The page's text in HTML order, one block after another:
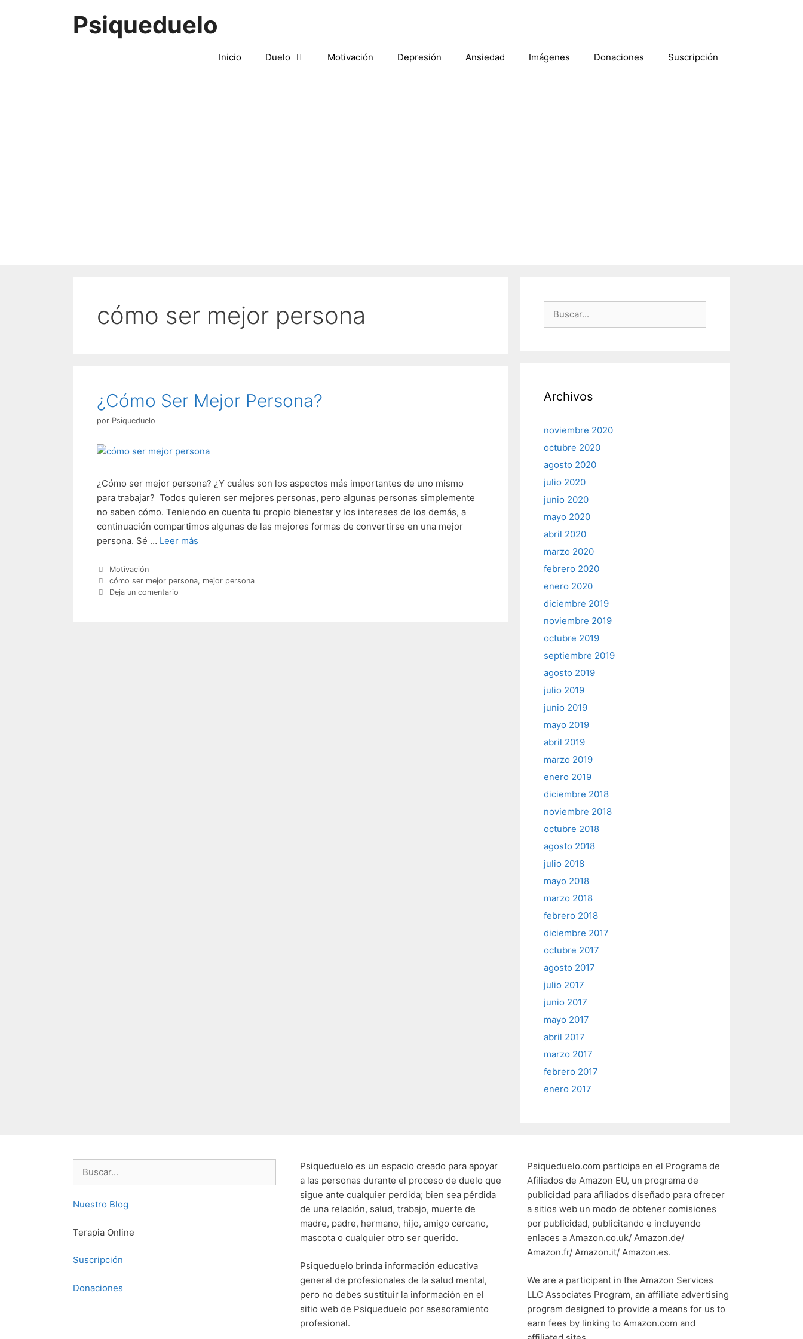
Psiqueduelo
Inicio Duelo Motivación Depresión Ansiedad Imágenes Donaciones Suscripción
cómo ser mejor persona
¿Cómo Ser Mejor Persona?
por Psiqueduelo
¿Cómo ser mejor persona? ¿Y cuáles son los aspectos más importantes de uno mismo
para trabajar? Todos quieren ser mejores personas, pero algunas personas simplemente
no saben cómo. Teniendo en cuenta tu propio bienestar y los intereses de los demás, a
continuación compartimos algunas de las mejores formas de convertirse en una mejor
persona. Sé … Leer más
Categorías
Motivación
Etiquetas
cómo ser mejor persona, mejor persona
Deja un comentario
Archivos
noviembre 2020
octubre 2020
agosto 2020
julio 2020
junio 2020
mayo 2020
abril 2020
marzo 2020
febrero 2020
enero 2020
diciembre 2019
noviembre 2019
octubre 2019
septiembre 2019
agosto 2019
julio 2019
junio 2019
mayo 2019
abril 2019
marzo 2019
enero 2019
diciembre 2018
noviembre 2018
octubre 2018
agosto 2018
julio 2018
mayo 2018
marzo 2018
febrero 2018
diciembre 2017
octubre 2017
agosto 2017
julio 2017
junio 2017
mayo 2017
abril 2017
marzo 2017
febrero 2017
enero 2017
Nuestro Blog
Terapia Online
Suscripción
Donaciones
Psiqueduelo es un espacio creado para apoyar
a las personas durante el proceso de duelo que
sigue ante cualquier perdida; bien sea pérdida
de una relación, salud, trabajo, muerte de
madre, padre, hermano, hijo, amigo cercano,
mascota o cualquier otro ser querido.
Psiqueduelo brinda información educativa
general de profesionales de la salud mental,
pero no debes sustituir la información en el
sitio web de Psiqueduelo por asesoramiento
profesional.
Psiqueduelo.com participa en el Programa de
Afiliados de Amazon EU, un programa de
publicidad para afiliados diseñado para ofrecer
a sitios web un modo de obtener comisiones
por publicidad, publicitando e incluyendo
enlaces a Amazon.co.uk/ Amazon.de/
Amazon.fr/ Amazon.it/ Amazon.es.
We are a participant in the Amazon Services
LLC Associates Program, an affiliate advertising
program designed to provide a means for us to
earn fees by linking to Amazon.com and